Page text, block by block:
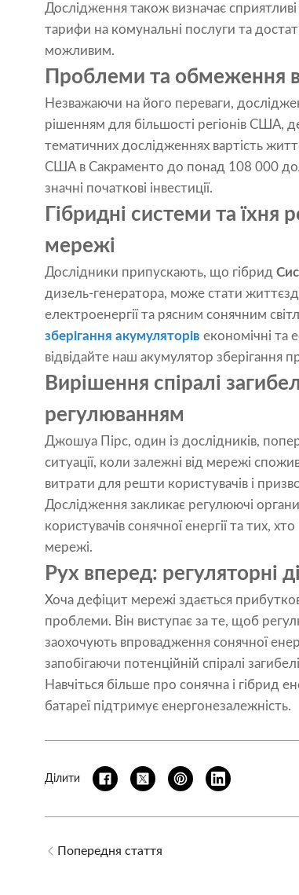
Дослідження також визначає
тарифи на комунальні послуги та
можливим.
Проблеми та обмеження
Незважаючи на його переваги,
рішенням для більшості регіонів США,
тематичних дослідженнях вартість
США в Сакраменто до понад 108 000
значні початкові інвестиції.
Гібридні системи та
мережі
Дослідники припускають, що гібрид
дизель-генератора, може стати
електроенергії та рясним сонячним
зберігання акумуляторів економічні та
відвідайте наш акумулятор зберігання
Вирішення спіралі
регулюванням
Джошуа Пірс, один із дослідників,
ситуації, коли залежні від мережі
витрати для решти користувачів і
Дослідження закликає регулюючі
користувачів сонячної енергії та тих,
мережі.
Рух вперед: регуляторні
Хоча дефіцит мережі здається
проблеми. Він виступає за те, щоб
заохочують впровадження сонячної
запобігаючи потенційній спіралі
Навчіться більше про сонячна і гібрид
батареї підтримує енергонезалежність.
Ділити
Попередня стаття